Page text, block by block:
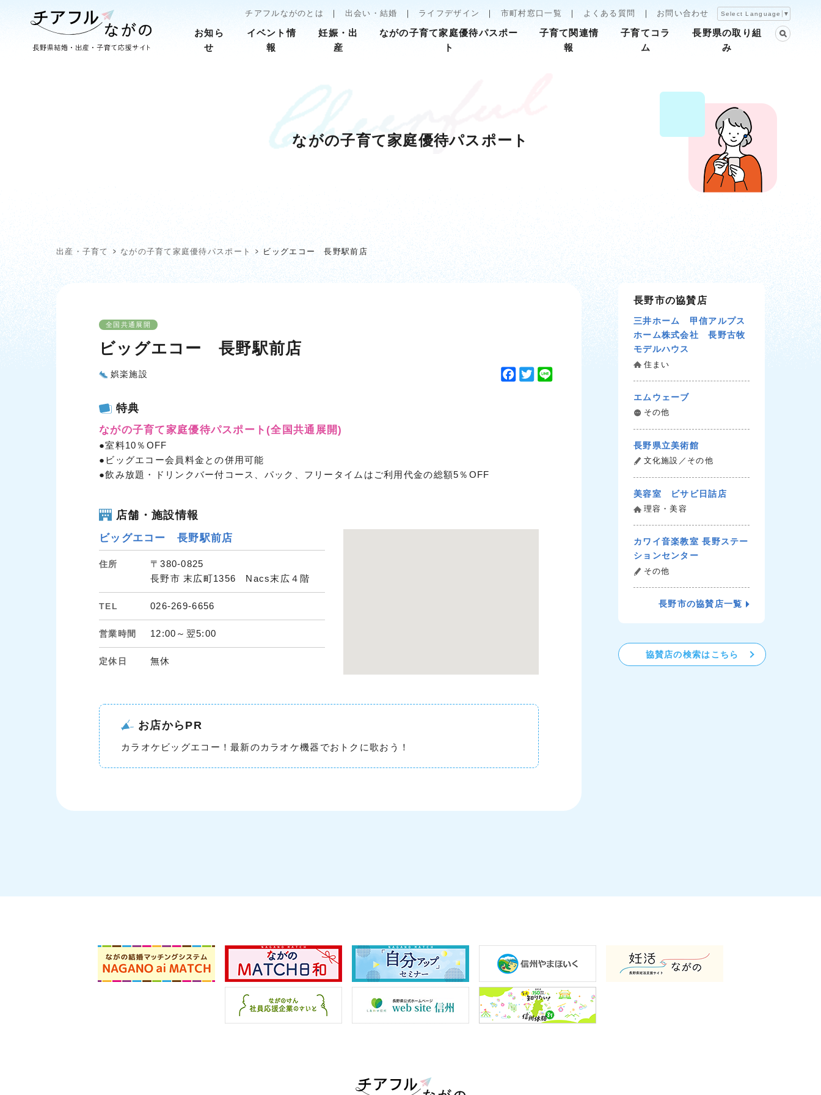
チアフルながのとは 出会い・結婚 ライフデザイン 市町村窓口一覧 よくある質問 お問い合わせ Select Language ▼
お知ら
せ
イベント情
報
妊娠・出
産
ながの子育て家庭優待パスポー
ト
子育て関連情
報
子育てコラ
ム
長野県の取り組
み
ながの子育て家庭優待パスポート
出産・子育て ながの子育て家庭優待パスポート ビッグエコー 長野駅前店
全国共通展開
ビッグエコー 長野駅前店
娯楽施設
F
T
特典
ながの子育て家庭優待パスポート (全国共通展開)
●室料10％OFF
●ビッグエコー会員料金との併用可能
●飲み放題・ドリンクバー付コース、パック、フリータイムはご利用代金の総額5％OFF
店舗・施設情報
ビッグエコー 長野駅前店
住所
〒380-0825
長野市 末広町1356 Nacs末広４階
TEL 026-269-6656
営業時間 12:00～翌5:00
定休日 無休
お店からPR
カラオケビッグエコー！最新のカラオケ機器でおトクに歌おう！
長野市の協賛店
三井ホーム 甲信アルプス
ホーム株式会社 長野古牧
モデルハウス
住まい
エムウェーブ
その他
長野県立美術館
文化施設／その他
美容室 ビサビ日詰店
理容・美容
カワイ音楽教室 長野ステー
ションセンター
その他
長野市の協賛店一覧
協賛店の検索はこちら